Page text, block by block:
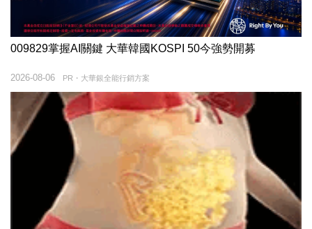
009829掌握AI關鍵 大華韓國KOSPI 50今強勢開募
PR・大華銀全能行銷方案
2026-08-06